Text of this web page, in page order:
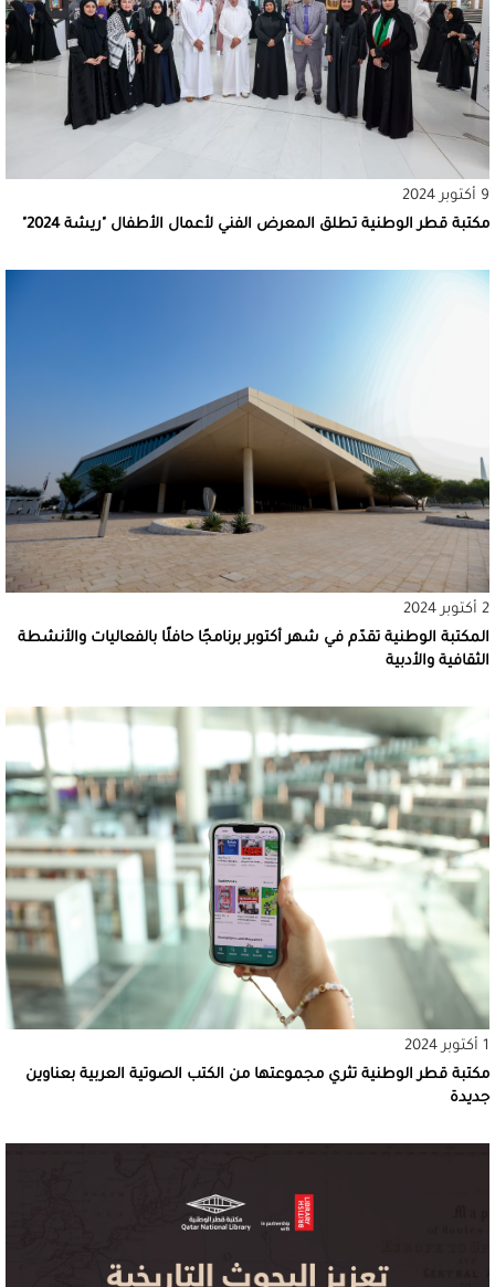
9 أكتوبر 2024
مكتبة قطر الوطنية تطلق المعرض الفني لأعمال الأطفال "ريشة 2024"
2 أكتوبر 2024
المكتبة الوطنية تقدّم في شهر أكتوبر برنامجًا حافلًا بالفعاليات والأنشطة
الثقافية والأدبية
1 أكتوبر 2024
مكتبة قطر الوطنية تثري مجموعتها من الكتب الصوتية العربية بعناوين
جديدة